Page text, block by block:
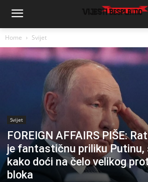
Home Svijet
Svijet
FOREIGN AFFAIRS PIŠE:
je fantastičnu priliku Putinu,
kako doći na čelo velikog
bloka